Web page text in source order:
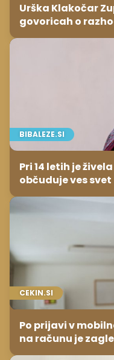
Urška Klakočar
govoricah o
BIBALEZE.SI
Pri 14 letih je
občuduje ves svet
CEKIN.SI
Po prijavi v
na računu je
evrov minusa